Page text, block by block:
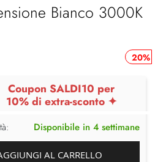
Bianco 3000K
20%
Coupon SALDI10 per
10% di extra-sconto ✦
Disponibile in 4 settimane
AL CARRELLO